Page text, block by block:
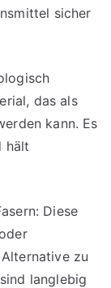
sicher
das als
kann. Es
hält
Diese
zu
langlebig